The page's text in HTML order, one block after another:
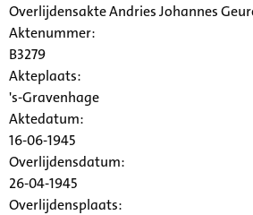
Overlijdensakte Andries Johannes
Aktenummer:
B3279
Akteplaats:
's-Gravenhage
Aktedatum:
16-06-1945
Overlijdensdatum:
26-04-1945
Overlijdensplaats: